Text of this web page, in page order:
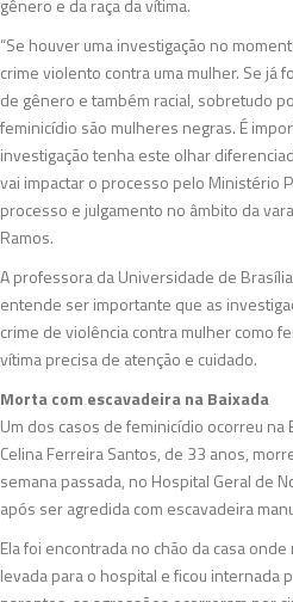
gênero e da raça da vítima.
“Se houver uma investigação no
crime violento contra uma mulher. Se já
de gênero e também racial, sobretudo
feminicídio são mulheres negras. É
investigação tenha este olhar
vai impactar o processo pelo Ministério
processo e julgamento no âmbito da
Ramos.
A professora da Universidade de
entende ser importante que as
crime de violência contra mulher como
vítima precisa de atenção e cuidado.
Morta com escavadeira na Baixada
Um dos casos de feminicídio ocorreu na
Celina Ferreira Santos, de 33 anos,
semana passada, no Hospital Geral de
após ser agredida com escavadeira
Ela foi encontrada no chão da casa
levada para o hospital e ficou internada